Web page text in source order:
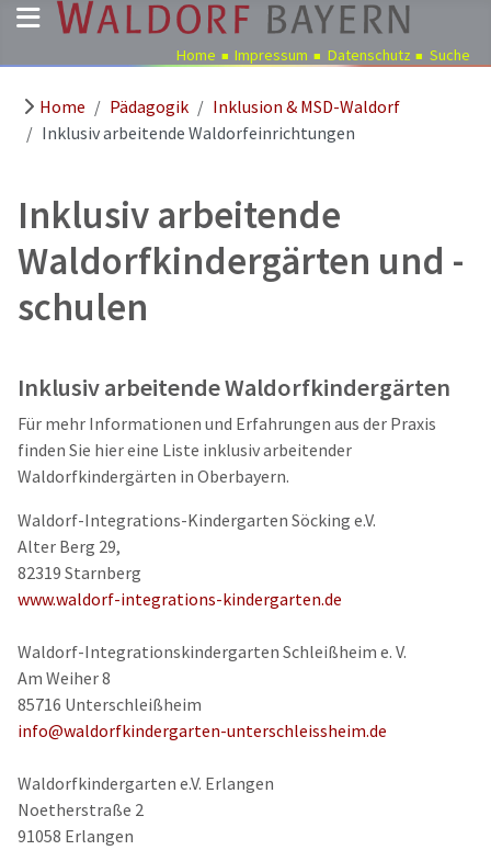
Pädagogik
Kindergärten
Schulen
Freie
Aktuelles
Termine
Home Impressum Datenschutz Suche
Home Pädagogik
Inklusion & MSD-Waldorf
Inklusiv arbeitende Waldorfeinrichtungen
Inklusiv arbeitende
Waldorfkindergärten und -
schulen
Inklusiv arbeitende Waldorfkindergärten
Für mehr Informationen und Erfahrungen aus der Praxis
finden Sie hier eine Liste inklusiv arbeitender
Waldorfkindergärten in Oberbayern.
Waldorf-Integrations-Kindergarten Söcking e.V.
Alter Berg 29,
82319 Starnberg
www.waldorf-integrations-kindergarten.de
Waldorf-Integrationskindergarten Schleißheim e. V.
Am Weiher 8
85716 Unterschleißheim
info@waldorfkindergarten-unterschleissheim.de
Waldorfkindergarten e.V. Erlangen
Noetherstraße 2
91058 Erlangen